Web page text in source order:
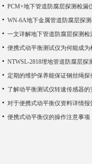
PCM+地下管道防腐层探测检漏
了解动平衡测试仪转速传感器的
对于便携式动平衡仪资料详情报
便携式动平衡仪的操作注意事项